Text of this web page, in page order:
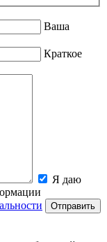
Ваша
Краткое
Я даю